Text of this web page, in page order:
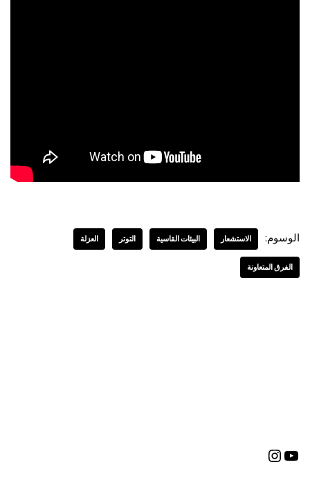
الوسوم: الاستشعار البيئات القاسية التوتر العزلة
الفرق المتعاونة